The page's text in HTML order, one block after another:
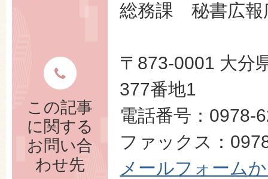
この記事
に関する
お問い合
わせ先
総務課 秘書広報
〒873-0001 大分
377番地1
電話番号：0978-
ファックス：
メールフォーム